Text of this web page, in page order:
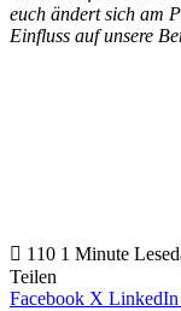
euch ändert sich am
Einfluss auf unsere
110 1 Minute
Teilen
Facebook X LinkedIn